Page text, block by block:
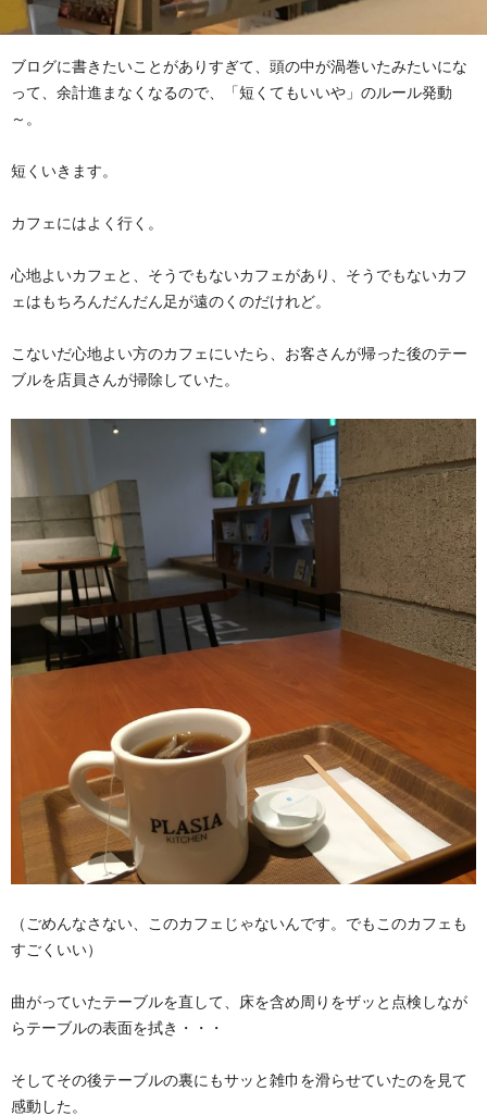
ブログに書きたいことがありすぎて、頭の中が渦巻いたみたいにな
って、余計進まなくなるので、「短くてもいいや」のルール発動
～。
短くいきます。
カフェにはよく行く。
心地よいカフェと、そうでもないカフェがあり、そうでもないカフ
ェはもちろんだんだん足が遠のくのだけれど。
こないだ心地よい方のカフェにいたら、お客さんが帰った後のテー
ブルを店員さんが掃除していた。
（ごめんなさない、このカフェじゃないんです。でもこのカフェも
すごくいい）
曲がっていたテーブルを直して、床を含め周りをザッと点検しなが
らテーブルの表面を拭き・・・
そしてその後テーブルの裏にもサッと雑巾を滑らせていたのを見て
感動した。